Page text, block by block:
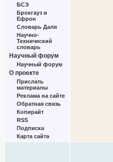
БСЭ
Брокгауз и
Ефрон
Словарь Даля
Научно-
Технический
словарь
Научный форум
Научный форум
О проекте
Прислать
материалы
Реклама на сайте
Обратная связь
Копирайт
RSS
Подписка
Карта сайта